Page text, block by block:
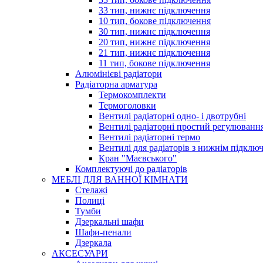
33 тип, нижнє підключення
10 тип, бокове підключення
30 тип, нижнє підключення
20 тип, нижнє підключення
21 тип, нижнє підключення
11 тип, бокове підключення
Алюмінієві радіатори
Радіаторна арматура
Термокомплекти
Термоголовки
Вентилі радіаторні одно- і двотрубні
Вентилі радіаторні простий
Вентилі радіаторні термо
Вентилі для радіаторів з нижнім
Кран "Маєвського"
Комплектуючі до радіаторів
МЕБЛІ ДЛЯ ВАННОЇ КІМНАТИ
Стелажі
Полиці
Тумби
Дзеркальні шафи
Шафи-пенали
Дзеркала
АКСЕСУАРИ